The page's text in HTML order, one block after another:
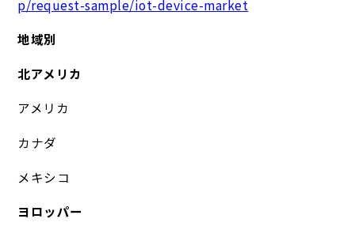
p/request-sample/iot-device-market
地域別
北アメリカ
アメリカ
カナダ
メキシコ
ヨロッパー